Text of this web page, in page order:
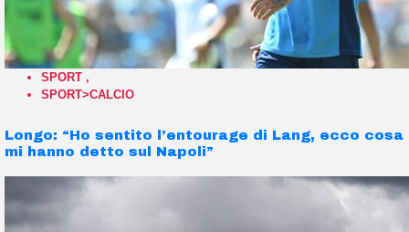
SPORT ,
SPORT>CALCIO
Longo: “Ho sentito l’entourage di Lang, ecco cosa
mi hanno detto sul Napoli”